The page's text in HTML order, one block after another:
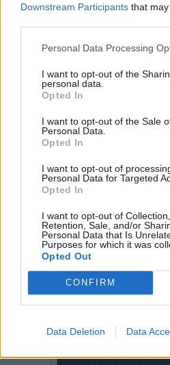
Downstream Participants that
Personal Data Processing
I want to opt-out of the
personal data.
Opted In
I want to opt-out of the Sale
Personal Data.
Opted In
I want to opt-out of
Personal Data for Targeted
Opted In
I want to opt-out of
Retention, Sale, and/or
Personal Data that Is
Purposes for which it was
Opted Out
CONFIRM
Data Deletion Data